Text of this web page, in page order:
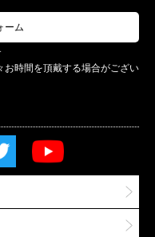
ーム
お時間を頂戴する場合がござい